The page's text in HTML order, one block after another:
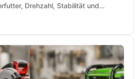
Drehzahl, Stabilität und